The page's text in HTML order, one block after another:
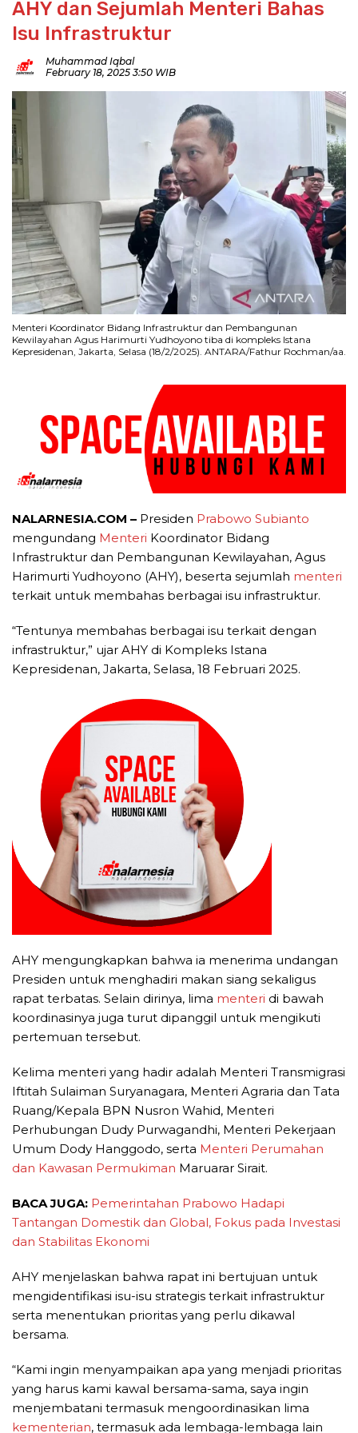
AHY dan Sejumlah Menteri Bahas
Isu Infrastruktur
Muhammad Iqbal
February 18, 2025 3:50 WIB
Menteri Koordinator Bidang Infrastruktur dan Pembangunan
Kewilayahan Agus Harimurti Yudhoyono tiba di kompleks Istana
Kepresidenan, Jakarta, Selasa (18/2/2025). ANTARA/Fathur Rochman/aa.
NALARNESIA.COM – Presiden Prabowo Subianto
mengundang Menteri Koordinator Bidang
Infrastruktur dan Pembangunan Kewilayahan, Agus
Harimurti Yudhoyono (AHY), beserta sejumlah menteri
terkait untuk membahas berbagai isu infrastruktur.
“Tentunya membahas berbagai isu terkait dengan
infrastruktur,” ujar AHY di Kompleks Istana
Kepresidenan, Jakarta, Selasa, 18 Februari 2025.
AHY mengungkapkan bahwa ia menerima undangan
Presiden untuk menghadiri makan siang sekaligus
rapat terbatas. Selain dirinya, lima menteri di bawah
koordinasinya juga turut dipanggil untuk mengikuti
pertemuan tersebut.
Kelima menteri yang hadir adalah Menteri Transmigrasi
Iftitah Sulaiman Suryanagara, Menteri Agraria dan Tata
Ruang/Kepala BPN Nusron Wahid, Menteri
Perhubungan Dudy Purwagandhi, Menteri Pekerjaan
Umum Dody Hanggodo, serta Menteri Perumahan
dan Kawasan Permukiman Maruarar Sirait.
BACA JUGA: Pemerintahan Prabowo Hadapi
Tantangan Domestik dan Global, Fokus pada Investasi
dan Stabilitas Ekonomi
AHY menjelaskan bahwa rapat ini bertujuan untuk
mengidentifikasi isu-isu strategis terkait infrastruktur
serta menentukan prioritas yang perlu dikawal
bersama.
“Kami ingin menyampaikan apa yang menjadi prioritas
yang harus kami kawal bersama-sama, saya ingin
menjembatani termasuk mengoordinasikan lima
kementerian, termasuk ada lembaga-lembaga lain